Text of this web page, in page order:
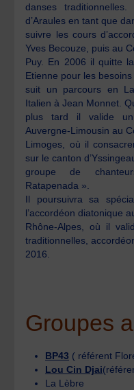
danses
d’Araules en tant que
suivre les cours
Yves Becouze, puis au
Puy. En 2006 il quitte
Etienne pour les
suit un parcours en
Italien à Jean Monnet.
plus tard il valide un
Auvergne-Limousin au
Limoges, où il
sur le canton
groupe de
Ratapenada ».
Il poursuivra sa
l’accordéon diatonique
Rhône-Alpes, où il
traditionnelles,
2016.
Groupes
BP43 ( référent
Lou Cin Djai
La Lèbre